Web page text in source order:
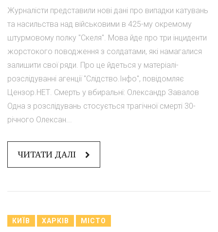
Журналісти представили нові дані про випадки катувань
та насильства над військовими в 425-му окремому
штурмовому полку "Скеля". Мова йде про три інциденти
жорстокого поводження з солдатами, які намагалися
залишити свої ряди. Про це йдеться у матеріалі-
розслідуванні агенції "Слідство.Інфо", повідомляє
Цензор.НЕТ. Смерть у вбиральні: Олександр Завалов
Одна з розслідувань стосується трагічної смерті 30-
річного Олексан...
ЧИТАТИ ДАЛІ
КИЇВ ХАРКІВ МІСТО